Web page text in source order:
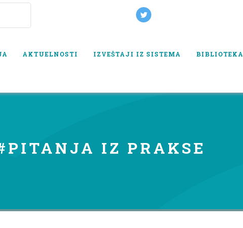
AKTUELNOSTI IZVEŠTAJI IZ SISTEMA BIBLIOTEKA
IZ PRAKSE